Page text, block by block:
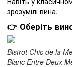
зрозумілі вина.
👉 Оберіть
Bistrot Chic de la
Blanc Entre Deux